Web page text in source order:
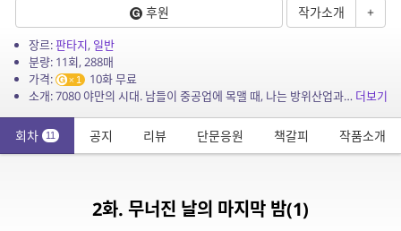
후원
작가소개 +
장르:판타지, 일반
분량: 11회, 288매
가격:
1
10화 무료
소개: 7080 야만의 시대. 남들이 중공업에 목맬 때, 나는 방위산업과 반도체와 이차전지를 선점하고 세계로 나간다. 독재 권력과 재벌들의 틈바구니에서 미래의 지식으로 대한민국과 대륙의 ... 더보기
회차 11 공지 리뷰 단문응원 책갈피 작품소개
2화. 무너진 날의 마지막 밤(1)